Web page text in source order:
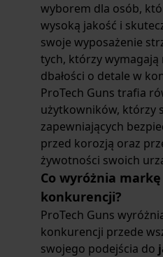
wyborem dla osób,
wysoką jakość i
swoje wyposażenie
tych, którzy wymagają
dbałości o detale w
ProTech Guns trafia
użytkowników, którzy
zapewniających
przed korozją oraz
żywotności swoich
Co wyróżnia
konkurencji?
ProTech Guns
konkurencji przede
swojego podejścia do